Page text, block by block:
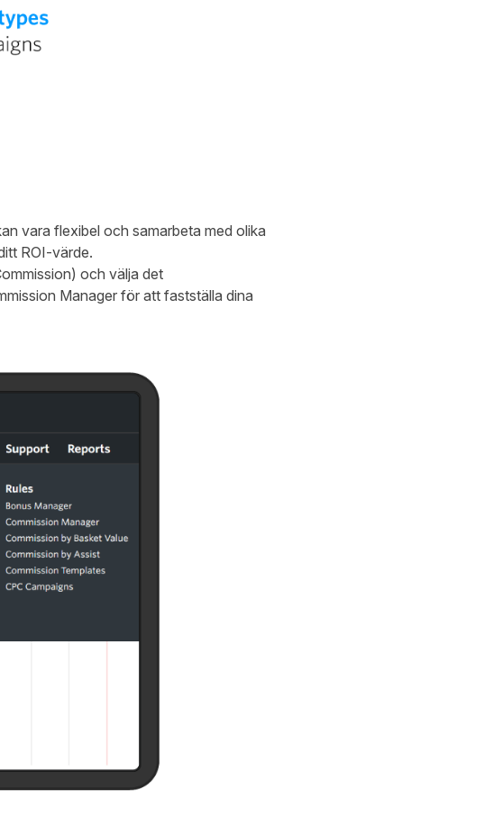
vara flexibel och samarbeta med olika
ROI-värde.
och välja det
Manager för att fastställa dina